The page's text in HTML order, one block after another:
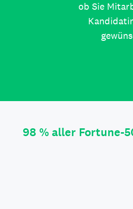
ob Sie
98 % aller Fortune-